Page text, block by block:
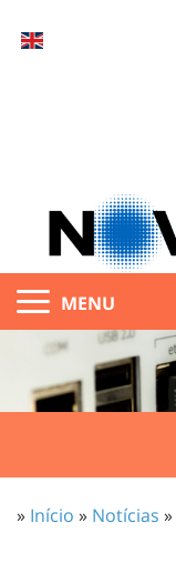
MENU
» Início » Notícias »